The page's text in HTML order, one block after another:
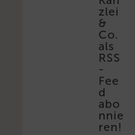
zlei
&
Co.
als
RSS
-
Fee
d
abo
nnie
ren!